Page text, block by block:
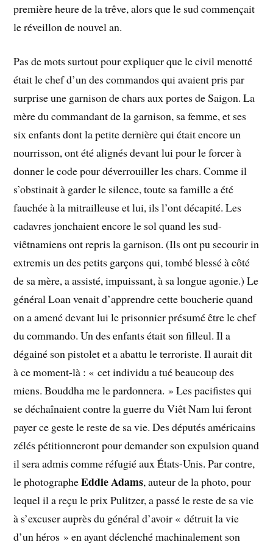
première heure de la trêve, alors que le sud commençait
le réveillon de nouvel an.
Pas de mots surtout pour expliquer que le civil menotté
était le chef d’un des commandos qui avaient pris par
surprise une garnison de chars aux portes de Saigon. La
mère du commandant de la garnison, sa femme, et ses
six enfants dont la petite dernière qui était encore un
nourrisson, ont été alignés devant lui pour le forcer à
donner le code pour déverrouiller les chars. Comme il
s’obstinait à garder le silence, toute sa famille a été
fauchée à la mitrailleuse et lui, ils l’ont décapité. Les
cadavres jonchaient encore le sol quand les sud-
viêtnamiens ont repris la garnison. (Ils ont pu secourir in
extremis un des petits garçons qui, tombé blessé à côté
de sa mère, a assisté, impuissant, à sa longue agonie.) Le
général Loan venait d’apprendre cette boucherie quand
on a amené devant lui le prisonnier présumé être le chef
du commando. Un des enfants était son filleul. Il a
dégainé son pistolet et a abattu le terroriste. Il aurait dit
à ce moment-là : « cet individu a tué beaucoup des
miens. Bouddha me le pardonnera. » Les pacifistes qui
se déchaînaient contre la guerre du Viêt Nam lui feront
payer ce geste le reste de sa vie. Des députés américains
zélés pétitionneront pour demander son expulsion quand
il sera admis comme réfugié aux États-Unis. Par contre,
le photographeEddie Adams, auteur de la photo, pour
lequel il a reçu le prix Pulitzer, a passé le reste de sa vie
à s’excuser auprès du général d’avoir « détruit la vie
d’un héros » en ayant déclenché machinalement son